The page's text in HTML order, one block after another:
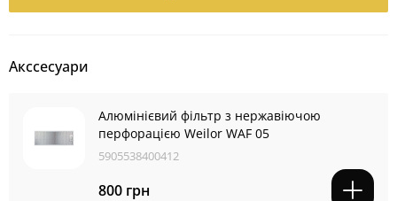
Акссесуари
Алюмінієвий фільтр з нержавіючою
перфорацією Weilor WAF 05
5905538400412
800 грн